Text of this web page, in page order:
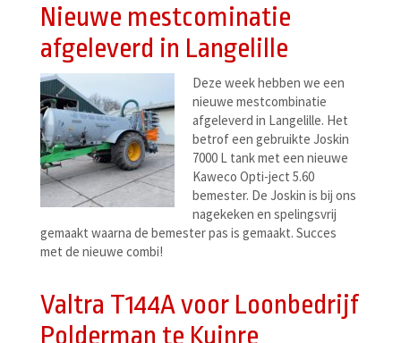
Nieuwe mestcominatie
afgeleverd in Langelille
Deze week hebben we een
nieuwe mestcombinatie
afgeleverd in Langelille. Het
betrof een gebruikte Joskin
7000 L tank met een nieuwe
Kaweco Opti-ject 5.60
bemester. De Joskin is bij ons
nagekeken en spelingsvrij
gemaakt waarna de bemester pas is gemaakt. Succes
met de nieuwe combi!
Valtra T144A voor Loonbedrijf
Polderman te Kuinre